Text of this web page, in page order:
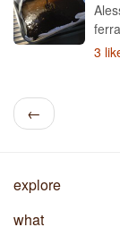
3
←
explore
what